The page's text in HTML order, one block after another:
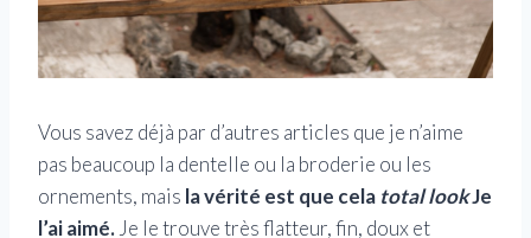
Vous savez déjà par d’autres articles que je n’aime
pas beaucoup la dentelle ou la broderie ou les
ornements, mais la vérité est que cela total lookJe
l’ai aimé.Je le trouve très flatteur, fin, doux et